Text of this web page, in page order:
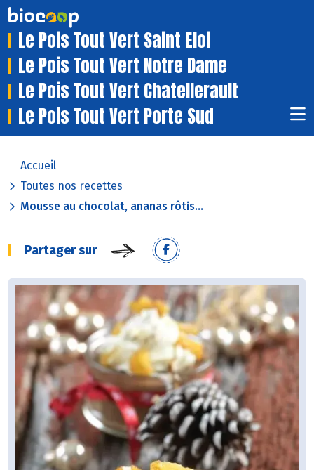
Le Pois Tout Vert Saint Eloi
Le Pois Tout Vert Notre Dame
Le Pois Tout Vert Chatellerault
Le Pois Tout Vert Porte Sud
Accueil
Toutes nos recettes
Mousse au chocolat, ananas rôtis...
Partager sur